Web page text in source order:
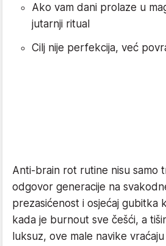
Ako vam dani prolaze u
jutarnji ritual
Cilj nije perfekcija, već
Anti-brain rot rutine nisu samo
odgovor generacije na
prezasićenost i osjećaj gubitka
kada je burnout sve češći, a
luksuz, ove male navike